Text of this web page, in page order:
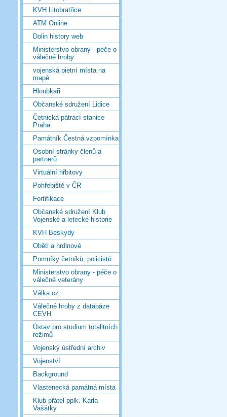
KVH Litobratřice
ATM Online
Dolin history web
Ministerstvo obrany - péče o
válečné hroby
vojenská pietní místa na
mapě
Hloubkaři
Občanské sdružení Lidice
Četnická pátrací stanice
Praha
Památník Čestná vzpomínka
Osobní stránky členů a
partnerů
Virtuální hřbitovy
Pohřebiště v ČR
Fortifikace
Občanské sdružení Klub
Vojenské a letecké historie
KVH Beskydy
Oběti a hrdinové
Pomníky četníků, policistů
Ministerstvo obrany - péče o
válečné veterány
Válka.cz
Válečné hroby z databáze
CEVH
Ústav pro studium totalitních
režimů
Vojenský ústřední archiv
Vojenství
Background
Vlastenecká památná místa
Klub přátel pplk. Karla
Vašátky